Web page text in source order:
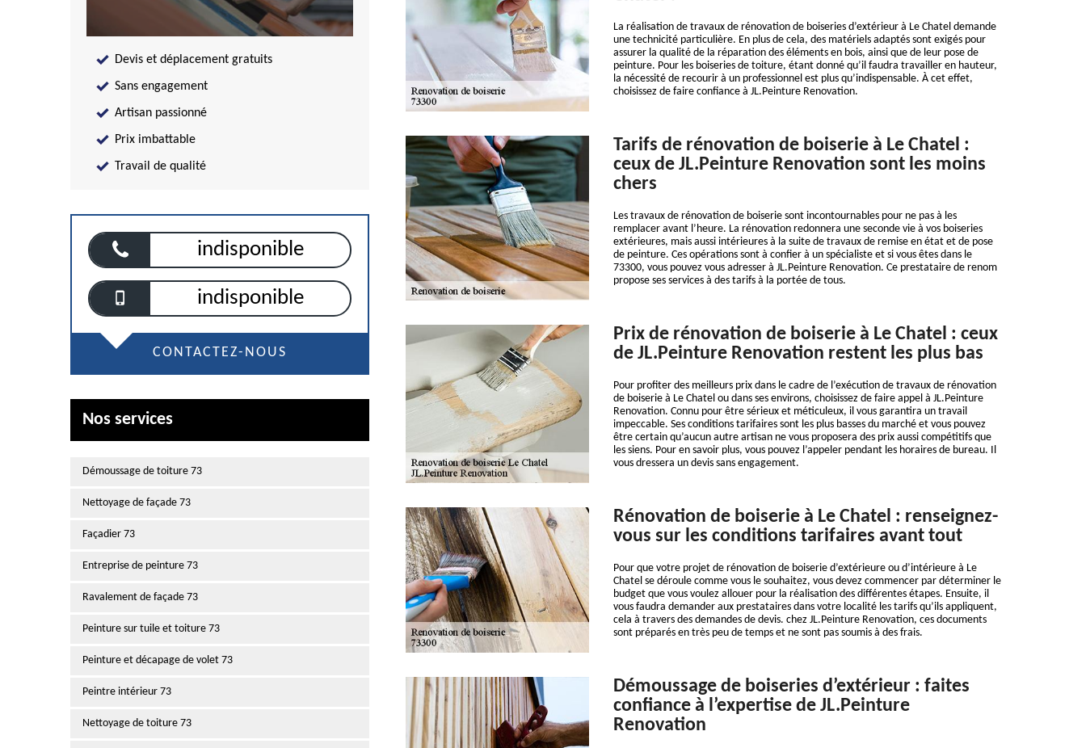
Devis et déplacement gratuits
Sans engagement
Artisan passionné
Prix imbattable
Travail de qualité
indisponible
indisponible
CONTACTEZ-NOUS
Nos services
Démoussage de toiture 73
Nettoyage de façade 73
Façadier 73
Entreprise de peinture 73
Ravalement de façade 73
Peinture sur tuile et toiture 73
Peinture et décapage de volet 73
Peintre intérieur 73
Nettoyage de toiture 73
La réalisation de travaux de rénovation de boiseries d’extérieur à Le Chatel demande
une technicité particulière. En plus de cela, des matériels adaptés sont exigés pour
assurer la qualité de la réparation des éléments en bois, ainsi que de leur pose de
peinture. Pour les boiseries de toiture, étant donné qu’il faudra travailler en hauteur,
la nécessité de recourir à un professionnel est plus qu’indispensable. À cet effet,
choisissez de faire confiance à JL.Peinture Renovation.
Tarifs de rénovation de boiserie à Le Chatel :
ceux de JL.Peinture Renovation sont les moins
chers
Les travaux de rénovation de boiserie sont incontournables pour ne pas à les
remplacer avant l’heure. La rénovation redonnera une seconde vie à vos boiseries
extérieures, mais aussi intérieures à la suite de travaux de remise en état et de pose
de peinture. Ces opérations sont à confier à un spécialiste et si vous êtes dans le
73300, vous pouvez vous adresser à JL.Peinture Renovation. Ce prestataire de renom
propose ses services à des tarifs à la portée de tous.
Prix de rénovation de boiserie à Le Chatel : ceux
de JL.Peinture Renovation restent les plus bas
Pour profiter des meilleurs prix dans le cadre de l’exécution de travaux de rénovation
de boiserie à Le Chatel ou dans ses environs, choisissez de faire appel à JL.Peinture
Renovation. Connu pour être sérieux et méticuleux, il vous garantira un travail
impeccable. Ses conditions tarifaires sont les plus basses du marché et vous pouvez
être certain qu’aucun autre artisan ne vous proposera des prix aussi compétitifs que
les siens. Pour en savoir plus, vous pouvez l’appeler pendant les horaires de bureau. Il
vous dressera un devis sans engagement.
Rénovation de boiserie à Le Chatel : renseignez-
vous sur les conditions tarifaires avant tout
Pour que votre projet de rénovation de boiserie d’extérieure ou d’intérieure à Le
Chatel se déroule comme vous le souhaitez, vous devez commencer par déterminer le
budget que vous voulez allouer pour la réalisation des différentes étapes. Ensuite, il
vous faudra demander aux prestataires dans votre localité les tarifs qu’ils appliquent,
cela à travers des demandes de devis. chez JL.Peinture Renovation, ces documents
sont préparés en très peu de temps et ne sont pas soumis à des frais.
Démoussage de boiseries d’extérieur : faites
confiance à l’expertise de JL.Peinture
Renovation